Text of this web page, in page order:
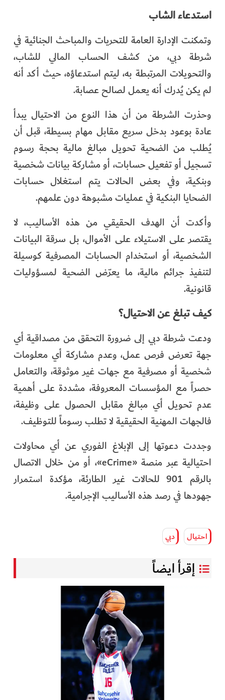
استدعاء الشاب
وتمكنت الإدارة العامة للتحريات والمباحث الجنائية في
شرطة دبي، من كشف الحساب المالي للشاب،
والتحويلات المرتبطة به، ليتم استدعاؤه، حيث أكد أنه
لم يكن يُدرك أنه يعمل لصالح عصابة.
وحذرت الشرطة من أن هذا النوع من الاحتيال يبدأ
عادة بوعود بدخل سريع مقابل مهام بسيطة، قبل أن
يُطلب من الضحية تحويل مبالغ مالية بحجة رسوم
تسجيل أو تفعيل حسابات، أو مشاركة بيانات شخصية
وبنكية، وفي بعض الحالات يتم استغلال حسابات
الضحايا البنكية في عمليات مشبوهة دون علمهم.
وأكدت أن الهدف الحقيقي من هذه الأساليب، لا
يقتصر على الاستيلاء على الأموال، بل سرقة البيانات
الشخصية، أو استخدام الحسابات المصرفية كوسيلة
لتنفيذ جرائم مالية، ما يعرّض الضحية لمسؤوليات
قانونية.
كيف تبلغ عن الاحتيال؟
ودعت شرطة دبي إلى ضرورة التحقق من مصداقية أي
جهة تعرض فرص عمل، وعدم مشاركة أي معلومات
شخصية أو مصرفية مع جهات غير موثوقة، والتعامل
حصراً مع المؤسسات المعروفة، مشددة على أهمية
عدم تحويل أي مبالغ مقابل الحصول على وظيفة،
فالجهات المهنية الحقيقية لا تطلب رسوماً للتوظيف.
وجددت دعوتها إلى الإبلاغ الفوري عن أي محاولات
احتيالية عبر منصة «eCrime»، أو من خلال الاتصال
بالرقم 901 للحالات غير الطارئة، مؤكدة استمرار
جهودها في رصد هذه الأساليب الإجرامية.
احتيال دبي
إقرأ ايضاً